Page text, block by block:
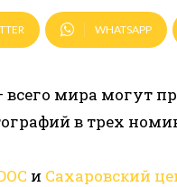
WHATSAPP
мира могут
в трех
и Сахаровский